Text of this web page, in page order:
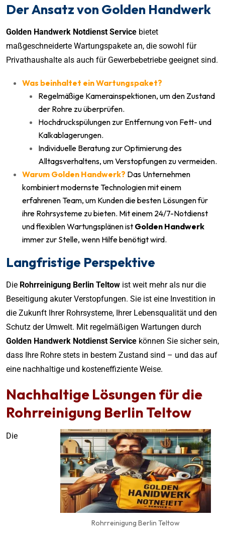
Der Ansatz von Golden Handwerk
Golden Handwerk Notdienst Service bietet
maßgeschneiderte Wartungspakete an, die sowohl für
Privathaushalte als auch für Gewerbebetriebe geeignet sind.
Was beinhaltet ein Wartungspaket?
Regelmäßige Kamerainspektionen, um den Zustand
der Rohre zu überprüfen.
Hochdruckspülungen zur Entfernung von Fett- und
Kalkablagerungen.
Individuelle Beratung zur Optimierung des
Alltagsverhaltens, um Verstopfungen zu vermeiden.
Warum Golden Handwerk? Das Unternehmen
kombiniert modernste Technologien mit einem
erfahrenen Team, um Kunden die besten Lösungen für
ihre Rohrsysteme zu bieten. Mit einem 24/7-Notdienst
und flexiblen Wartungsplänen ist Golden Handwerk
immer zur Stelle, wenn Hilfe benötigt wird.
Langfristige Perspektive
Die Rohrreinigung Berlin Teltow ist weit mehr als nur die
Beseitigung akuter Verstopfungen. Sie ist eine Investition in
die Zukunft Ihrer Rohrsysteme, Ihrer Lebensqualität und den
Schutz der Umwelt. Mit regelmäßigen Wartungen durch
Golden Handwerk Notdienst Service können Sie sicher sein,
dass Ihre Rohre stets in bestem Zustand sind – und das auf
eine nachhaltige und kosteneffiziente Weise.
Nachhaltige Lösungen für die
Rohrreinigung Berlin Teltow
Rohrreinigung Berlin Teltow
Die